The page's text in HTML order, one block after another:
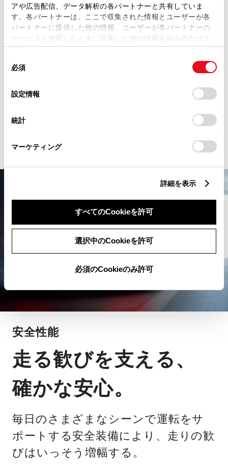
アや広告配信、データ解析の各パートナーと共有していま
す。各パートナーは、ここで収集された情報とユーザーが各
パートナーに提供した他の情報、ユーザーが各パートナーの
サービスを使用したときに収集した他の情報を組み合わせて
使用することがあります。当ウェブサイトの使用を続行する
デバイスにすべてのCookie(クッキー)が保存されることに同
意したことになります。Cookie(クッキー)のオプトアウト、
設定の変更、同意を撤回したりするにあたっては、当社の
「Cookie（クッキー）情報の取り扱いについて
」をご覧くだ
必須
設定情報
統計
マーケティング
詳細を表示
すべてのCookieを許可
選択中のCookieを許可
必須のCookieのみ許可
満ちた乗り味。
しなやかに走るCOPENに乗れば、都
市でも、郊外でも、ハイウェイで
イビング体験へとあなたを誘う。
詳細を見る
安全性能
走る歓びを支える、
確かな安心。
毎日のさまざまなシーンで運転をサ
ポートする安全装備により、走りの歓
びはいっそう増幅する。